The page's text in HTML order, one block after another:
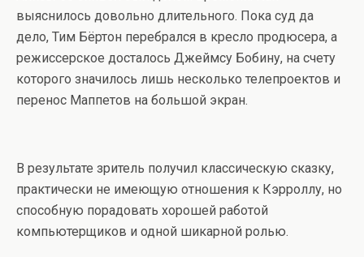
выяснилось довольно длительного. Пока суд да
дело, Тим Бёртон перебрался в кресло продюсера, а
режиссерское досталось Джеймсу Бобину, на счету
которого значилось лишь несколько телепроектов и
перенос Маппетов на большой экран.
В результате зритель получил классическую сказку,
практически не имеющую отношения к Кэрроллу, но
способную порадовать хорошей работой
компьютерщиков и одной шикарной ролью.